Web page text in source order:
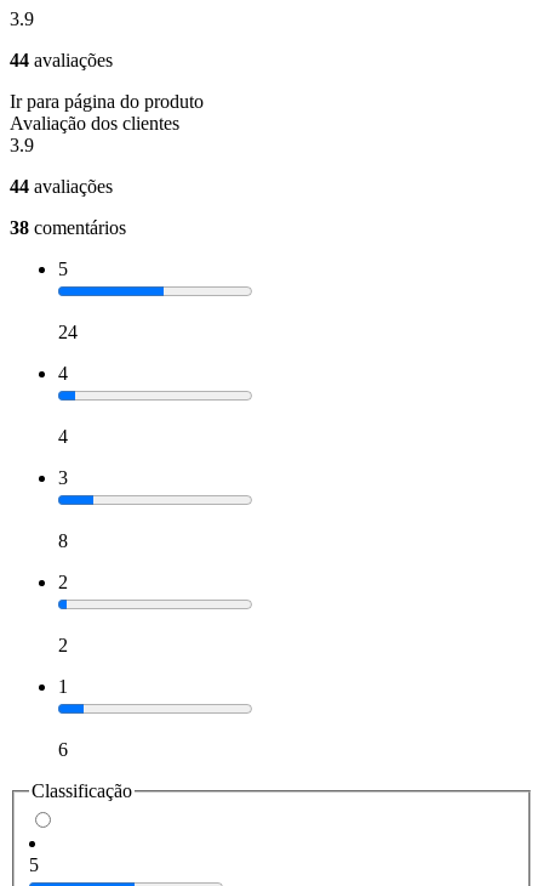
3.9
44 avaliações
Ir para página do produto
Avaliação dos clientes
3.9
44 avaliações
38 comentários
5
24
4
4
3
8
2
2
1
6
Classificação
5